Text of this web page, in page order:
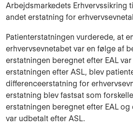
Arbejdsmarkedets Erhvervssikring
andet erstatning for
Patienterstatningen vurderede, at
erhvervsevnetabet var en følge af
erstatningen beregnet efter EAL
erstatningen efter ASL, blev
differenceerstatning for
erstatning blev fastsat som
erstatningen beregnet efter EAL
var udbetalt efter ASL.